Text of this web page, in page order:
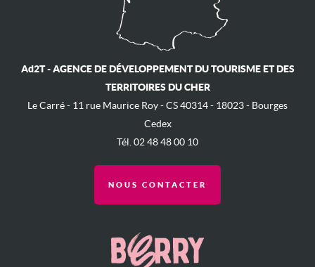
Ad2T - AGENCE DE DÉVELOPPEMENT DU TOURISME ET DES
TERRITOIRES DU CHER
Le Carré - ​11 rue Maurice Roy - ​CS 40314 - 18023 - Bourges
Cedex
Tél. 02 48 48 00 10
NOUS CONTACTER